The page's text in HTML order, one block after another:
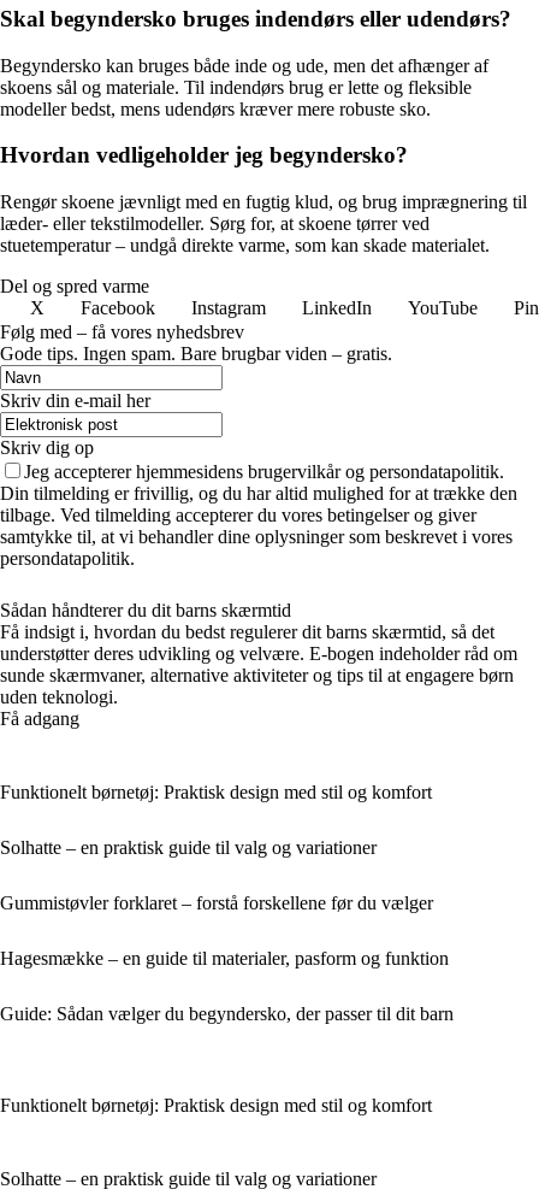
Skal begyndersko bruges indendørs eller udendørs?
Begyndersko kan bruges både inde og ude, men det afhænger af
skoens sål og materiale. Til indendørs brug er lette og fleksible
modeller bedst, mens udendørs kræver mere robuste sko.
Hvordan vedligeholder jeg begyndersko?
Rengør skoene jævnligt med en fugtig klud, og brug imprægnering til
læder- eller tekstilmodeller. Sørg for, at skoene tørrer ved
stuetemperatur – undgå direkte varme, som kan skade materialet.
Del og spred varme
X
Facebook Instagram LinkedIn YouTube
Følg med – få vores nyhedsbrev
Gode tips. Ingen spam. Bare brugbar viden – gratis.
Skriv din e-mail her
Skriv dig op
Jeg accepterer hjemmesidens brugervilkår og persondatapolitik.
Din tilmelding er frivillig, og du har altid mulighed for at trække den
tilbage. Ved tilmelding accepterer du vores betingelser og giver
samtykke til, at vi behandler dine oplysninger som beskrevet i vores
persondatapolitik.
Sådan håndterer du dit barns skærmtid
Få indsigt i, hvordan du bedst regulerer dit barns skærmtid, så det
understøtter deres udvikling og velvære. E-bogen indeholder råd om
sunde skærmvaner, alternative aktiviteter og tips til at engagere børn
uden teknologi.
Få adgang
Funktionelt børnetøj: Praktisk design med stil og komfort
Solhatte – en praktisk guide til valg og variationer
Gummistøvler forklaret – forstå forskellene før du vælger
Hagesmække – en guide til materialer, pasform og funktion
Guide: Sådan vælger du begyndersko, der passer til dit barn
Funktionelt børnetøj: Praktisk design med stil og komfort
Solhatte – en praktisk guide til valg og variationer